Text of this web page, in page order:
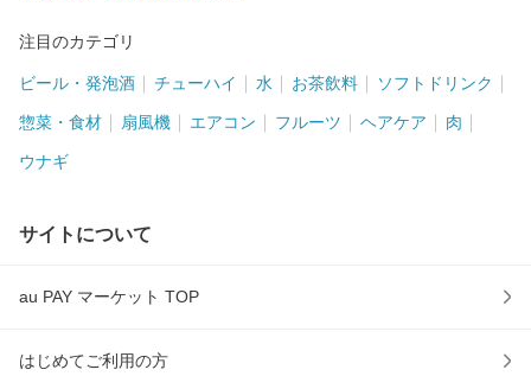
注目のカテゴリ
ビール・発泡酒 チューハイ 水 お茶飲料 ソフトドリンク
惣菜・食材 扇風機 エアコン フルーツ ヘアケア 肉
ウナギ
サイトについて
au PAY マーケット TOP
はじめてご利用の方